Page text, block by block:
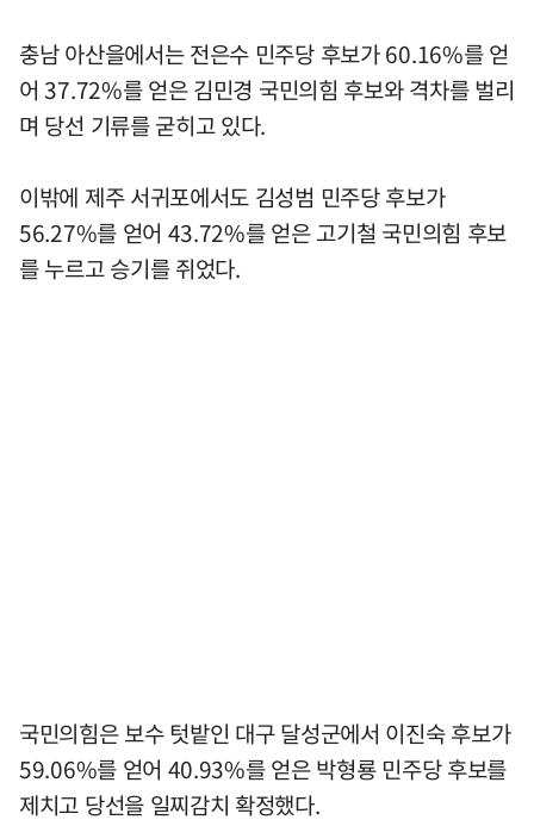
충남 아산을에서는 전은수 민주당 후보가 60.16%를 얻
어 37.72%를 얻은 김민경 국민의힘 후보와 격차를 벌리
며 당선 기류를 굳히고 있다.
이밖에 제주 서귀포에서도 김성범 민주당 후보가
56.27%를 얻어 43.72%를 얻은 고기철 국민의힘 후보
를 누르고 승기를 쥐었다.
국민의힘은 보수 텃밭인 대구 달성군에서 이진숙 후보가
59.06%를 얻어 40.93%를 얻은 박형룡 민주당 후보를
제치고 당선을 일찌감치 확정했다.